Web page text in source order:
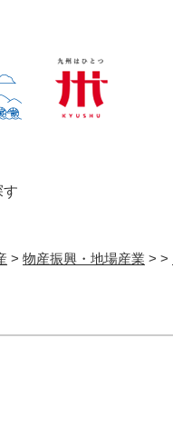
す
> 物産振興・地場産業 > >